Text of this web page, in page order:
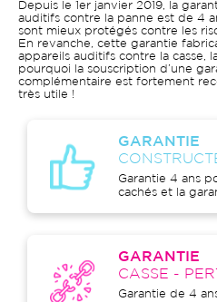
Depuis le 1er janvier 2019, la
auditifs contre la panne est de 4
sont mieux protégés contre les
En revanche, cette garantie
appareils auditifs contre la casse,
pourquoi la souscription d’une
complémentaire est fortement
très utile !
GARANTIE
Garantie 4 ans
cachés et la
GARANTIE
CASSE -
Garantie de 4